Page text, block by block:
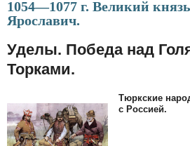
1054—1077 г. Великий
Ярославич.
Уделы. Победа над
Торками.
Тюркские
с Россией.